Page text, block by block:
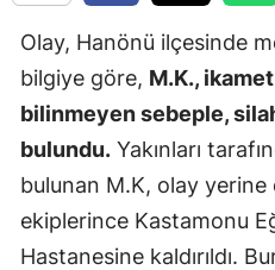
Olay, Hanönü ilçesinde
bilgiye göre, M.K.,
bilinmeyen sebeple,
bulundu. Yakınları
bulunan M.K, olay yerine
ekiplerince Kastamonu
Hastanesine kaldırıldı.